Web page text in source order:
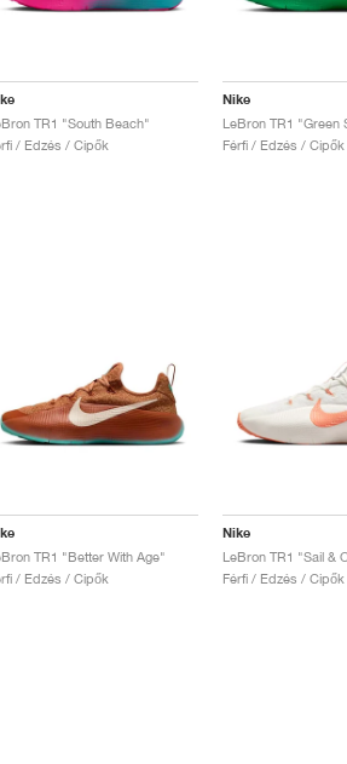
TR1 "South Beach"
/ Edzés / Cipők
Nike
LeBron TR1 "Green
Férfi / Edzés / Cipők
TR1 "Better With Age"
/ Edzés / Cipők
Nike
LeBron TR1 "Sail &
Férfi / Edzés / Cipők